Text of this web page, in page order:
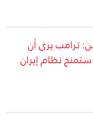
ترامب يرى أن
نظام إيران